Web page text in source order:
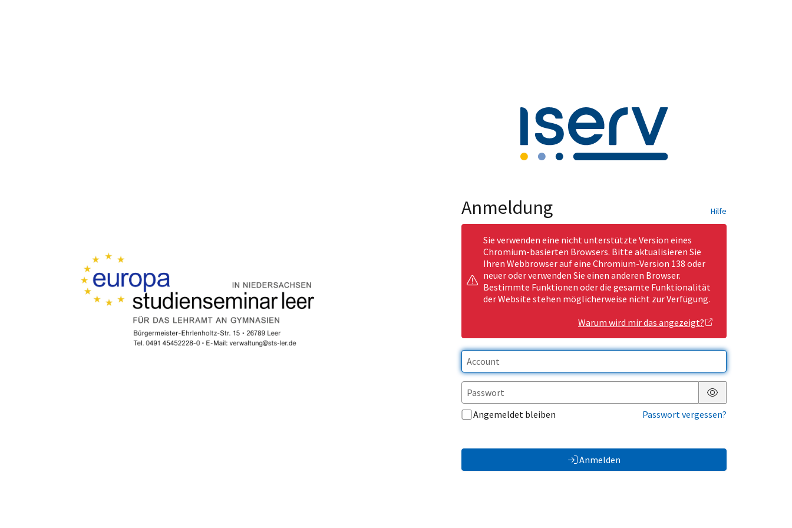
Anmeldung Hilfe
Sie verwenden eine nicht unterstützte Version eines
Chromium-basierten Browsers. Bitte aktualisieren Sie
Ihren Webbrowser auf eine Chromium-Version 138 oder
neuer oder verwenden Sie einen anderen Browser.
Bestimmte Funktionen oder die gesamte Funktionalität
der Website stehen möglicherweise nicht zur Verfügung.
Warum wird mir das angezeigt?
Passwort anzeigen
Angemeldet bleiben
Passwort vergessen?
Anmelden